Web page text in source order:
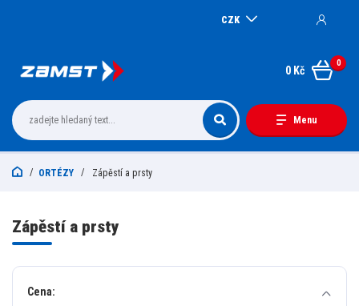
Menu
CZK
0
0 Kč
ORTÉZY Zápěstí a prsty
Zápěstí a prsty
Cena: